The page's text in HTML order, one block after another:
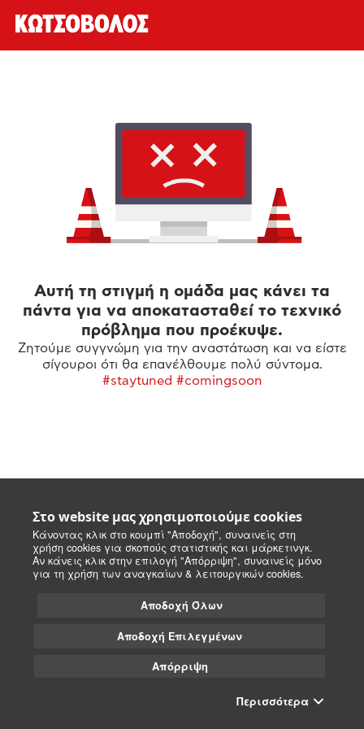
Στο website μας χρησιμοποιούμε cookies
Κάνοντας κλικ στο κουμπί "Αποδοχή", συναινείς στη
χρήση cookies για σκοπούς στατιστικής και μάρκετινγκ.
Αν κάνεις κλικ στην επιλογή "Απόρριψη", συναινείς μόνο
για τη χρήση των αναγκαίων & λειτουργικών cookies.
Αποδοχή Όλων
Αποδοχή Επιλεγμένων
Απόρριψη
Περισσότερα
Αυτή τη στιγμή η ομάδα μας κάνει τα
πάντα για να αποκατασταθεί το τεχνικό
πρόβλημα που προέκυψε.
Ζητούμε συγγνώμη για την αναστάτωση και να είστε
σίγουροι ότι θα επανέλθουμε πολύ σύντομα.
#staytuned #comingsoon